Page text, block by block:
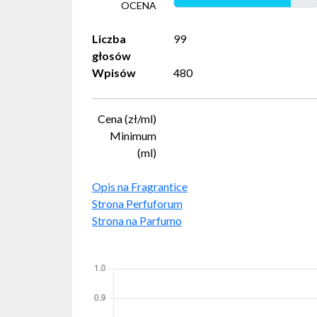
OCENA
Liczba
głosów
99
Wpisów 480
Cena (zł/ml)
Minimum
(ml)
Opis na Fragrantice
Strona Perfuforum
Strona na Parfumo